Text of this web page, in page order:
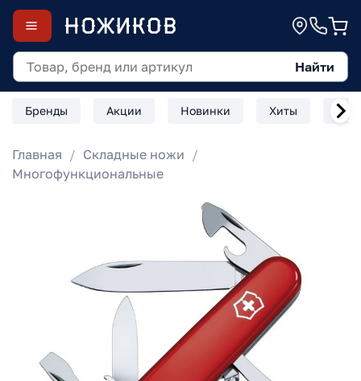
Найти
Бренды Акции Новинки Хиты
Главная
Складные ножи
Многофункциональные